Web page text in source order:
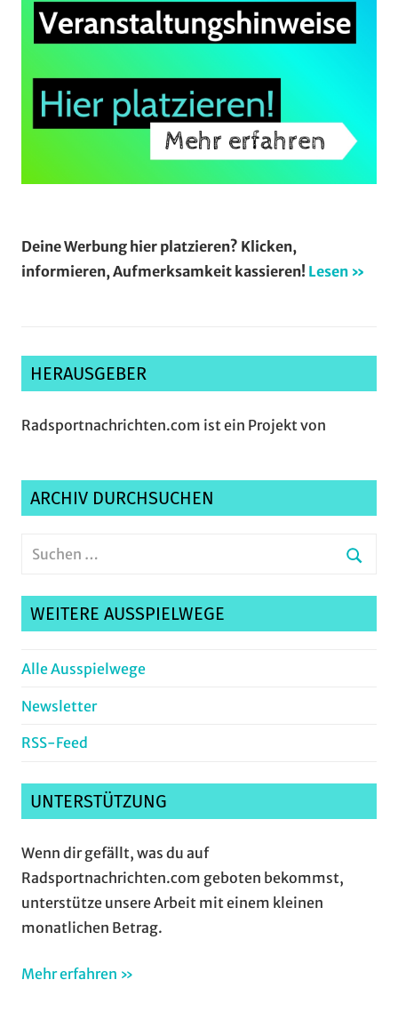
Deine Werbung hier platzieren? Klicken,
informieren, Aufmerksamkeit kassieren! Lesen »
HERAUSGEBER
Radsportnachrichten.com ist ein Projekt von
ARCHIV DURCHSUCHEN
Suchen
WEITERE AUSSPIELWEGE
Alle Ausspielwege
Newsletter
RSS-Feed
UNTERSTÜTZUNG
Wenn dir gefällt, was du auf
Radsportnachrichten.com geboten bekommst,
unterstütze unsere Arbeit mit einem kleinen
monatlichen Betrag.
Mehr erfahren »